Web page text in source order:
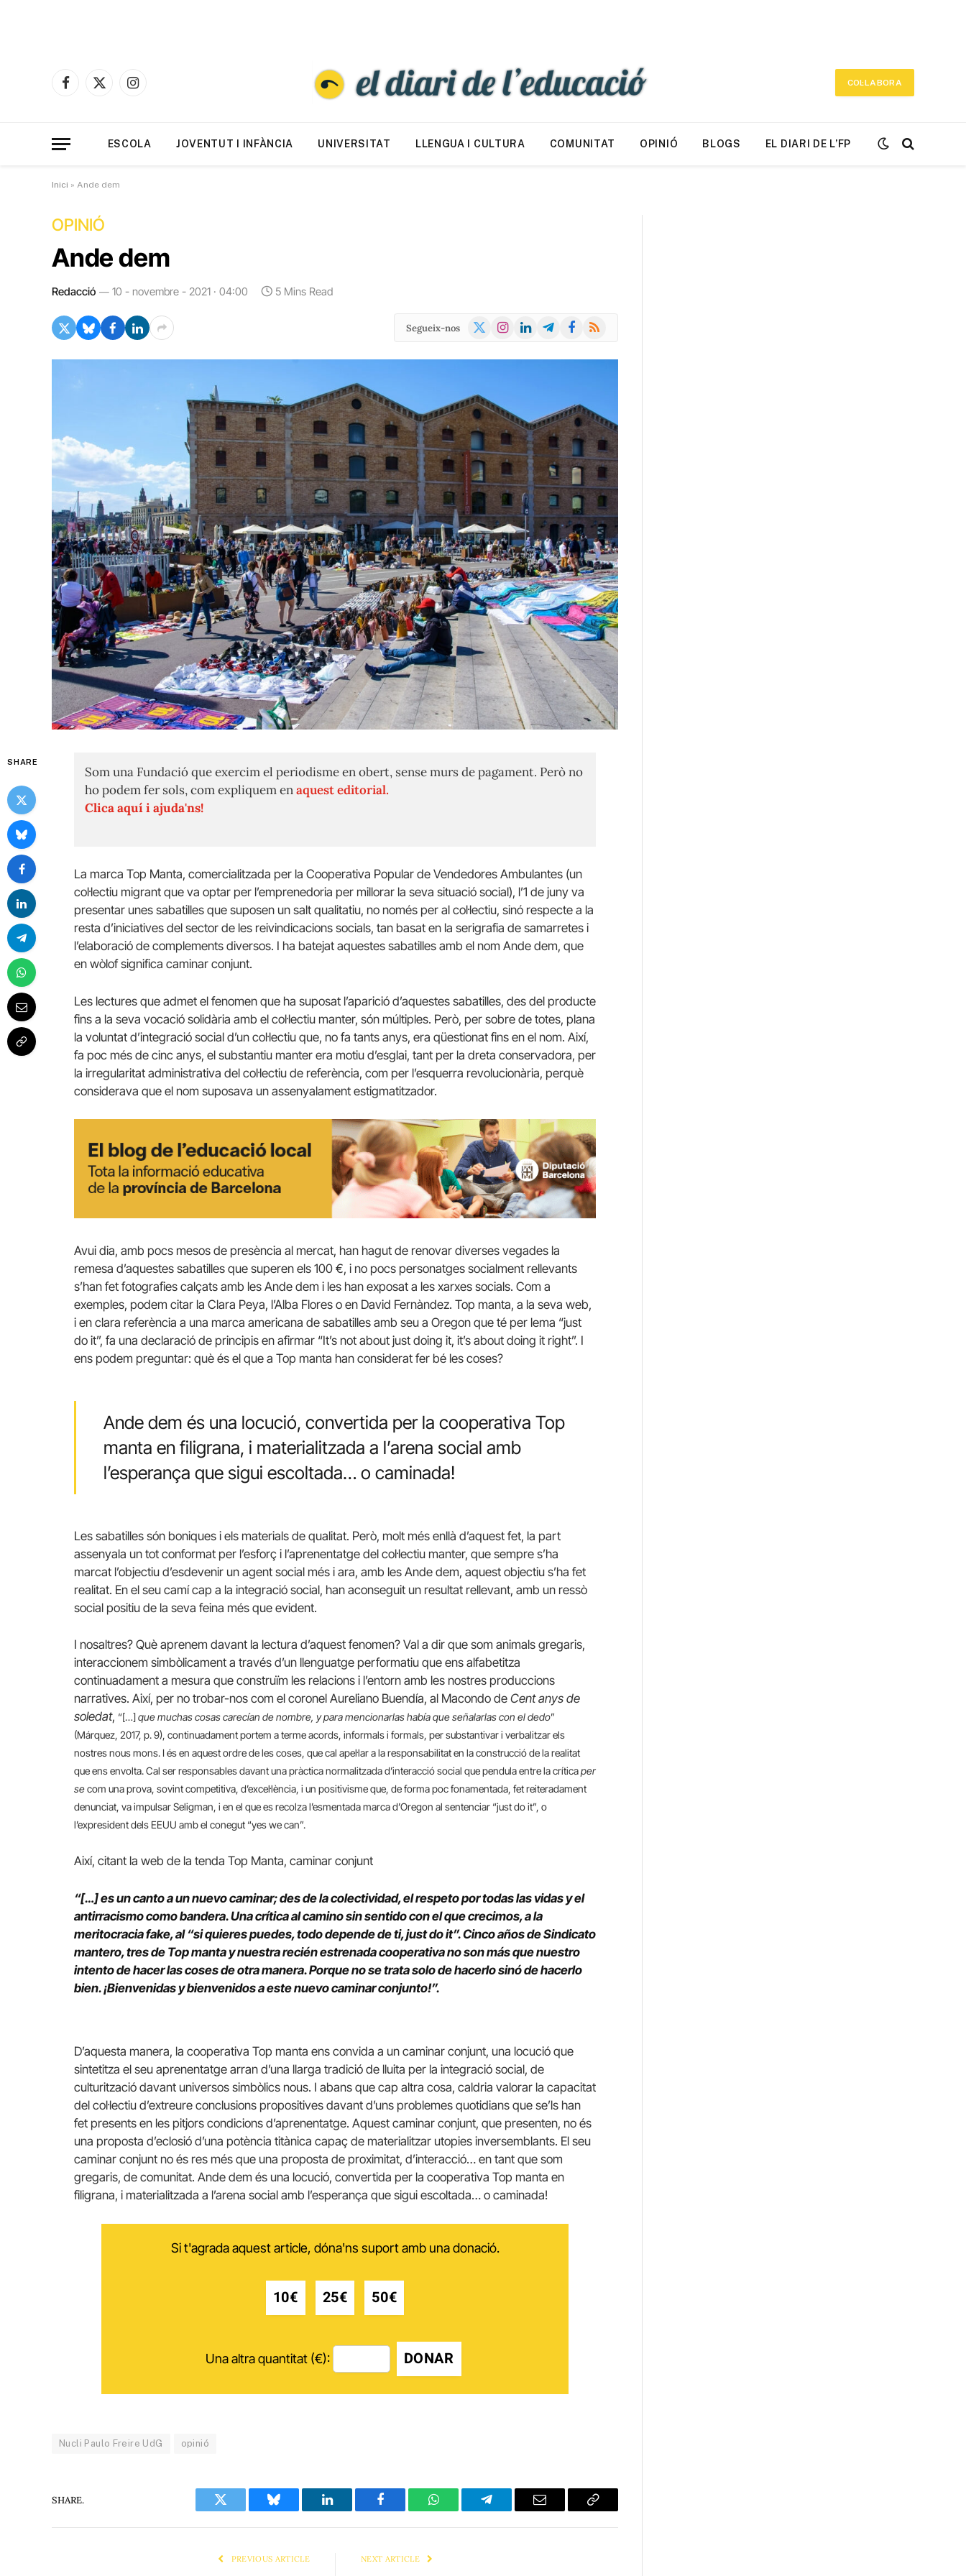
Facebook
X
Instagram
COL·LABORA
ESCOLA JOVENTUT I INFÀNCIA UNIVERSITAT LLENGUA I CULTURA COMUNITAT OPINIÓ BLOGS EL DIARI DE L’FP
Inici » Ande dem
OPINIÓ
Ande dem
Redacció 10 - novembre - 2021 · 04:00 5 Mins Read
Segueix-nos
X
Instagram
LinkedInTelegramFacebook
RSS
SHARE
Som una Fundació que exercim el periodisme en obert, sense murs de pagament. Però no
ho podem fer sols, com expliquem enaquest editorial.
Clica aquí i ajuda'ns!
La marca Top Manta, comercialitzada per la Cooperativa Popular de Vendedores Ambulantes (un
col·lectiu migrant que va optar per l’emprenedoria per millorar la seva situació social), l’1 de juny va
presentar unes sabatilles que suposen un salt qualitatiu, no només per al col·lectiu, sinó respecte a la
resta d’iniciatives del sector de les reivindicacions socials, tan basat en la serigrafia de samarretes i
l’elaboració de complements diversos. I ha batejat aquestes sabatilles amb el nom Ande dem, que
en wòlof significa caminar conjunt.
Les lectures que admet el fenomen que ha suposat l’aparició d’aquestes sabatilles, des del producte
fins a la seva vocació solidària amb el col·lectiu manter, són múltiples. Però, per sobre de totes, plana
la voluntat d’integració social d’un col·lectiu que, no fa tants anys, era qüestionat fins en el nom. Així,
fa poc més de cinc anys, el substantiu manter era motiu d’esglai, tant per la dreta conservadora, per
la irregularitat administrativa del col·lectiu de referència, com per l’esquerra revolucionària, perquè
considerava que el nom suposava un assenyalament estigmatitzador.
Avui dia, amb pocs mesos de presència al mercat, han hagut de renovar diverses vegades la
remesa d’aquestes sabatilles que superen els 100 €, i no pocs personatges socialment rellevants
s’han fet fotografies calçats amb les Ande dem i les han exposat a les xarxes socials. Com a
exemples, podem citar la Clara Peya, l’Alba Flores o en David Fernàndez. Top manta, a la seva web,
i en clara referència a una marca americana de sabatilles amb seu a Oregon que té per lema “just
do it”, fa una declaració de principis en afirmar “It’s not about just doing it, it’s about doing it right”. I
ens podem preguntar: què és el que a Top manta han considerat fer bé les coses?
Ande dem és una locució, convertida per la cooperativa Top
manta en filigrana, i materialitzada a l’arena social amb
l’esperança que sigui escoltada… o caminada!
Les sabatilles són boniques i els materials de qualitat. Però, molt més enllà d’aquest fet, la part
assenyala un tot conformat per l’esforç i l’aprenentatge del col·lectiu manter, que sempre s’ha
marcat l’objectiu d’esdevenir un agent social més i ara, amb les Ande dem, aquest objectiu s’ha fet
realitat. En el seu camí cap a la integració social, han aconseguit un resultat rellevant, amb un ressò
social positiu de la seva feina més que evident.
I nosaltres? Què aprenem davant la lectura d’aquest fenomen? Val a dir que som animals gregaris,
interaccionem simbòlicament a través d’un llenguatge performatiu que ens alfabetitza
continuadament a mesura que construïm les relacions i l’entorn amb les nostres produccions
narratives. Així, per no trobar-nos com el coronel Aureliano Buendía, al Macondo de Cent anys de
soledat, “[…]que muchas cosas carecían de nombre, y para mencionarlas había que señalarlas con el dedo”
(Márquez, 2017, p. 9), continuadament portem a terme acords, informals i formals, per substantivar i verbalitzar els
nostres nous mons. I és en aquest ordre de les coses, que cal apel·lar a la responsabilitat en la construcció de la realitat
que ens envolta. Cal ser responsables davant una pràctica normalitzada d’interacció social que pendula entre la críticaper
secom una prova, sovint competitiva, d’excel·lència, i un positivisme que, de forma poc fonamentada, fet reiteradament
denunciat, va impulsar Seligman, i en el que es recolza l’esmentada marca d’Oregon al sentenciar “just do it”, o
l’expresident dels EEUU amb el conegut “yes we can”.
Així, citant la web de la tenda Top Manta, caminar conjunt
“[…] es un canto a un nuevo caminar; des de la colectividad, el respeto por todas las vidas y el
antirracismo como bandera. Una crítica al camino sin sentido con el que crecimos, a la
meritocracia fake, al “si quieres puedes, todo depende de ti, just do it”. Cinco años de Sindicato
mantero, tres de Top manta y nuestra recién estrenada cooperativa no son más que nuestro
intento de hacer las coses de otra manera. Porque no se trata solo de hacerlo sinó de hacerlo
bien. ¡Bienvenidas y bienvenidos a este nuevo caminar conjunto!”.
D’aquesta manera, la cooperativa Top manta ens convida a un caminar conjunt, una locució que
sintetitza el seu aprenentatge arran d’una llarga tradició de lluita per la integració social, de
culturització davant universos simbòlics nous. I abans que cap altra cosa, caldria valorar la capacitat
del col·lectiu d’extreure conclusions propositives davant d’uns problemes quotidians que se’ls han
fet presents en les pitjors condicions d’aprenentatge. Aquest caminar conjunt, que presenten, no és
una proposta d’eclosió d’una potència titànica capaç de materialitzar utopies inversemblants. El seu
caminar conjunt no és res més que una proposta de proximitat, d’interacció… en tant que som
gregaris, de comunitat. Ande dem és una locució, convertida per la cooperativa Top manta en
filigrana, i materialitzada a l’arena social amb l’esperança que sigui escoltada… o caminada!
Si t'agrada aquest article, dóna'ns suport amb una donació.
10€ 25€ 50€
Una altra quantitat (€): DONAR
Nucli Paulo Freire UdG opinió
SHARE.
Twitter Bluesky LinkedIn Facebook WhatsAppTelegram Email
Copy
PREVIOUS ARTICLE NEXT ARTICLE